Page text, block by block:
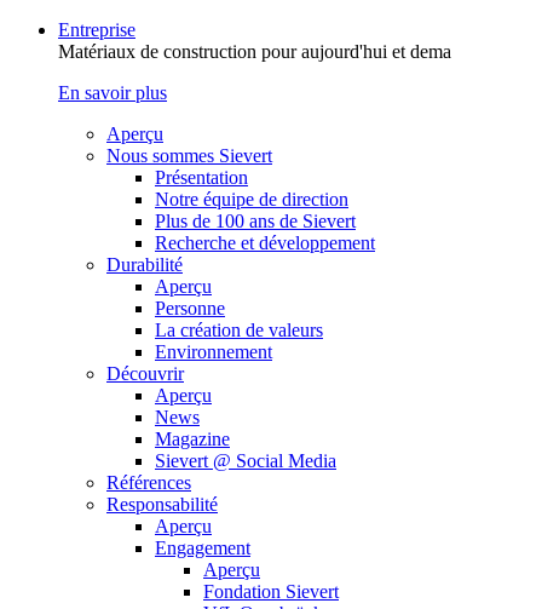
Entreprise
Matériaux de construction pour aujourd'hui et dema
En savoir plus
Aperçu
Nous sommes Sievert
Présentation
Notre équipe de direction
Plus de 100 ans de Sievert
Recherche et développement
Durabilité
Aperçu
Personne
La création de valeurs
Environnement
Découvrir
Aperçu
News
Magazine
Sievert @ Social Media
Références
Responsabilité
Aperçu
Engagement
Aperçu
Fondation Sievert